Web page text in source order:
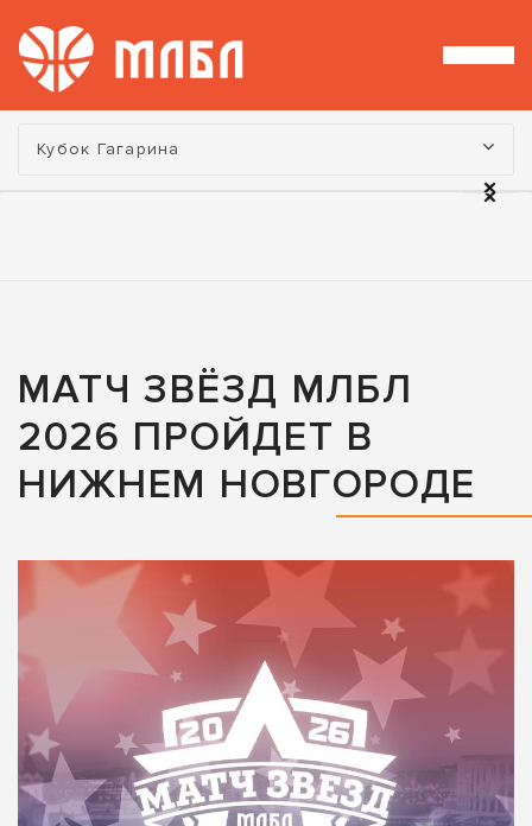
Турнир:
Кубок Гагарина
МАТЧ ЗВЁЗД МЛБЛ
2026 ПРОЙДЕТ В
НИЖНЕМ НОВГОРОДЕ